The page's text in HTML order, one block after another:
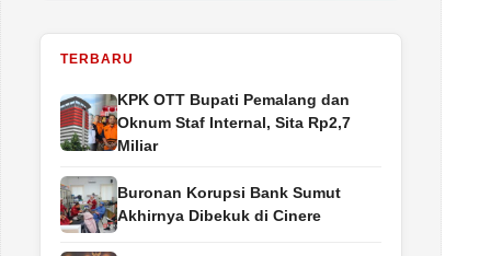
TERBARU
‎KPK OTT Bupati Pemalang dan
Oknum Staf Internal, Sita Rp2,7
Miliar
Buronan Korupsi Bank Sumut
Akhirnya Dibekuk di Cinere